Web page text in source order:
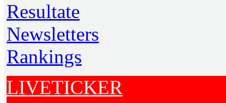
Resultate
Newsletters
Rankings
LIVETICKER